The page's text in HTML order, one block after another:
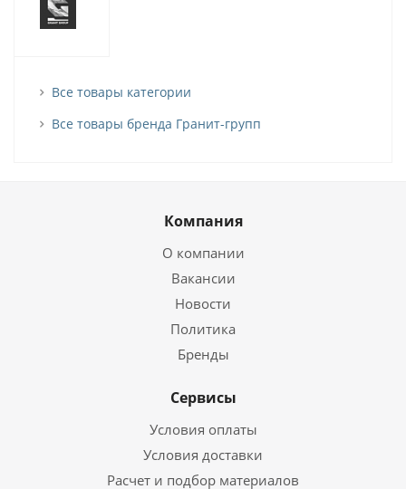
Все товары категории
Все товары бренда Гранит-групп
Компания
О компании
Вакансии
Новости
Политика
Бренды
Сервисы
Условия оплаты
Условия доставки
Расчет и подбор материалов